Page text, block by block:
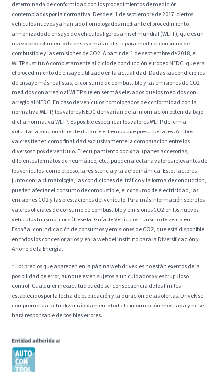
determinada de conformidad con los procedimientos de medición
contemplados por la normativa. Desde el 1 de septiembre de 2017, ciertos
vehículos nuevos ya han sido homologados mediante el procedimiento
armonizado de ensayo de vehículos ligeros a nivel mundial (WLTP), que es un
nuevo procedimiento de ensayo más realista para medir el consumo de
combustible y las emisiones de CO2. A partir del 1 de septiembre de 2018, el
WLTP sustituyó completamente al ciclo de conducción europeo NEDC, que era
el procedimiento de ensayo utilizado en la actualidad. Dadas las condiciones
de ensayo más realistas, el consumo de combustible y las emisiones de CO2
medidos con arreglo al WLTP suelen ser más elevados que los medidos con
arreglo al NEDC. En caso de vehículos homologados de conformidad con la
normativa WLTP, los valores NEDC derivarían de la información obtenida bajo
dicha normativa WLTP. Es posible especificar los valores WLTP de forma
voluntaria adicionalmente durante el tiempo que prescribe la ley. Ambos
valores tienen como finalidad exclusivamente la comparación entre los
diversos tipos de vehículo. El equipamiento opcional (partes accesorias,
diferentes formatos de neumático, etc.) pueden afectar a valores relevantes de
los vehículos, como el peso, la resistencia y la aerodinámica. Estos factores,
junto con la climatología, las condiciones del tráfico y la forma de conducción,
pueden afectar el consumo de combustible, el consumo de electricidad, las
emisiones CO2 y las prestaciones del vehículo. Para más información sobre los
valores oficiales de consumo de combustible y emisiones CO2 en los nuevos
vehículos turismo, consúltese la ‘Guía de Vehículos Turismo de venta en
España, con indicación de consumos y emisiones de CO2’, que está disponible
en todos los concesionarios y en la web del Instituto para la Diversificación y
Ahorro de la Energía.
* Los precios que aparecen en la página web drivek.es no están exentos de la
posibilidad de error, aunque estén sujetos a un cuidadoso y escrupuloso
control. Cualquier inexactitud puede ser consecuencia de los límites
establecidos por la fecha de publicación y la duración de las ofertas. DriveK se
compromete a actualizar rápidamente toda la información mostrada y no se
hará responsable de posibles errores.